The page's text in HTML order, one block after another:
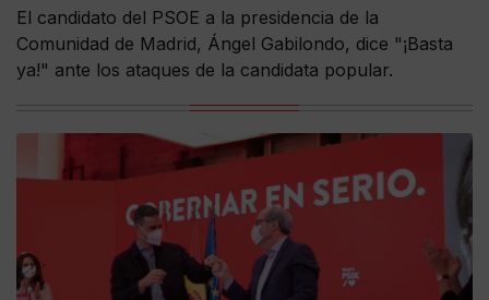
El candidato del PSOE a la presidencia de la
Comunidad de Madrid, Ángel Gabilondo, dice "¡Basta
ya!" ante los ataques de la candidata popular.